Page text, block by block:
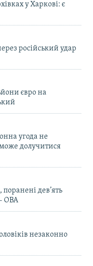
у Харкові: є
російський удар
євро на
угода не
долучитися
дев’ять
ОВА
незаконно